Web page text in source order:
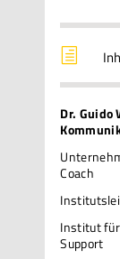
h
Dr. Guido
Coach
Institut
Support